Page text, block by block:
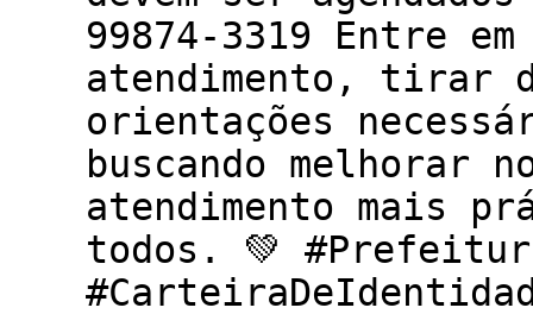
99874-3319 Entre
atendimento, tirar
orientações
buscando melhorar
atendimento mais
todos. 💚